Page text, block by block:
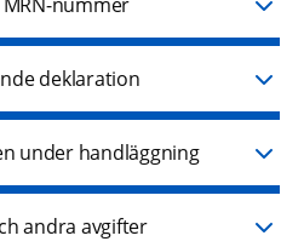
deklaration
under handläggning
andra avgifter